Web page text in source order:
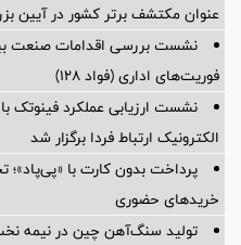
عنوان مکتشف برتر کشور در آیین
نشست بررسی اقدامات صنعت
فوریت‌های اداری (فواد ۱۲۸)
نشست ارزیابی عملکرد فینوتک
الکترونیک ارتباط فردا برگزار شد
پرداخت بدون کارت با
خریدهای حضوری
تولید سنگ‌آهن چین در نیمه نخست امسال ۷